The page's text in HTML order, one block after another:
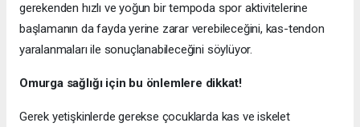
gerekenden hızlı ve yoğun bir tempoda spor aktivitelerine
başlamanın da fayda yerine zarar verebileceğini, kas-tendon
yaralanmaları ile sonuçlanabileceğini söylüyor.
Omurga sağlığı için bu önlemlere dikkat!
Gerek yetişkinlerde gerekse çocuklarda kas ve iskelet